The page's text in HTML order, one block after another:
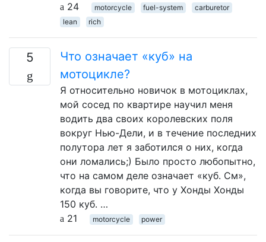
24
motorcycle fuel-system
carburetor
lean
rich
5
Что означает «куб» на
мотоцикле?
Я относительно новичок в мотоциклах,
мой сосед по квартире научил меня
водить два своих королевских поля
вокруг Нью-Дели, и в течение последних
полутора лет я заботился о них, когда
они ломались;) Было просто любопытно,
что на самом деле означает «куб. См»,
когда вы говорите, что у Хонды Хонды
150 куб. …
21
motorcycle power